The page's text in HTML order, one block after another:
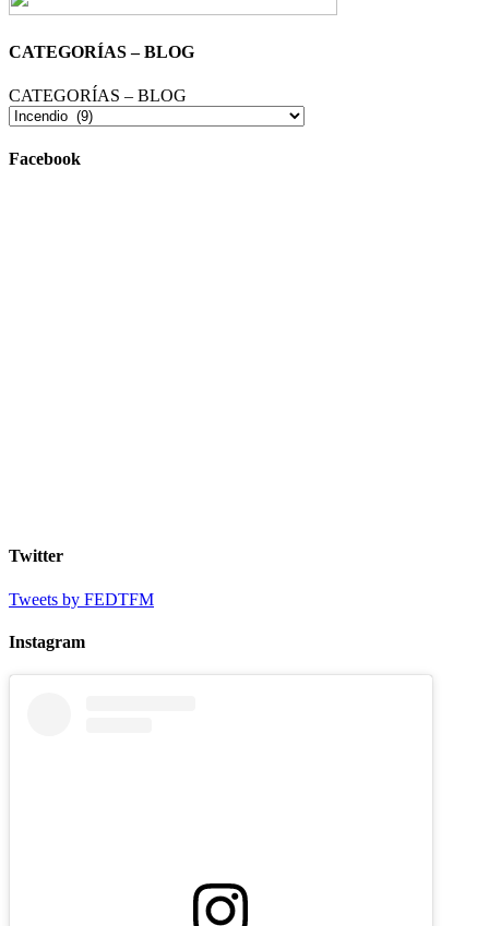
CATEGORÍAS – BLOG
CATEGORÍAS – BLOG
Facebook
Twitter
Tweets by FEDTFM
Instagram